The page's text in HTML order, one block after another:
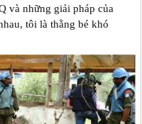
và những giải pháp của
tôi là thằng bé khó